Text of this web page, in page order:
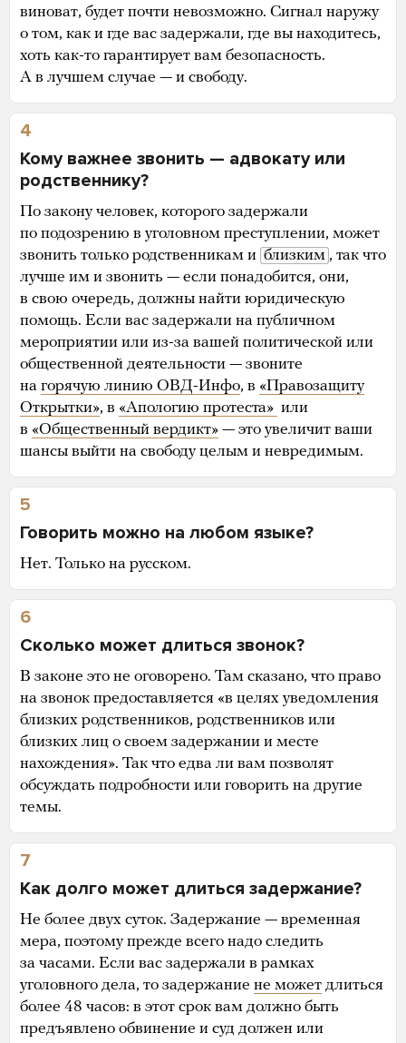
виноват, будет почти невозможно. Сигнал наружу
о том, как и где вас задержали, где вы находитесь,
хоть как-то гарантирует вам безопасность.
А в лучшем случае — и свободу.
4
Кому важнее звонить — адвокату или
родственнику?
По закону человек, которого задержали
по подозрению в уголовном преступлении, может
звонить только родственникам и близким , так что
лучше им и звонить — если понадобится, они,
в свою очередь, должны найти юридическую
помощь. Если вас задержали на публичном
мероприятии или из-за вашей политической или
общественной деятельности — звоните
на горячую линию ОВД-Инфо, в «Правозащиту
Открытки», в «Апологию протеста» или
в «Общественный вердикт» — это увеличит ваши
шансы выйти на свободу целым и невредимым.
5
Говорить можно на любом языке?
Нет. Только на русском.
6
Сколько может длиться звонок?
В законе это не оговорено. Там сказано, что право
на звонок предоставляется «в целях уведомления
близких родственников, родственников или
близких лиц о своем задержании и месте
нахождения». Так что едва ли вам позволят
обсуждать подробности или говорить на другие
темы.
7
Как долго может длиться задержание?
Не более двух суток. Задержание — временная
мера, поэтому прежде всего надо следить
за часами. Если вас задержали в рамках
уголовного дела, то задержание не может длиться
более 48 часов: в этот срок вам должно быть
предъявлено обвинение и суд должен или